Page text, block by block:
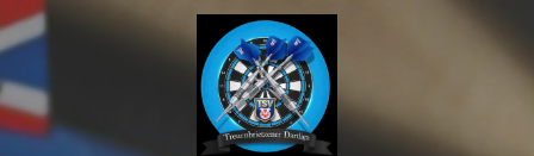
Springe
zum